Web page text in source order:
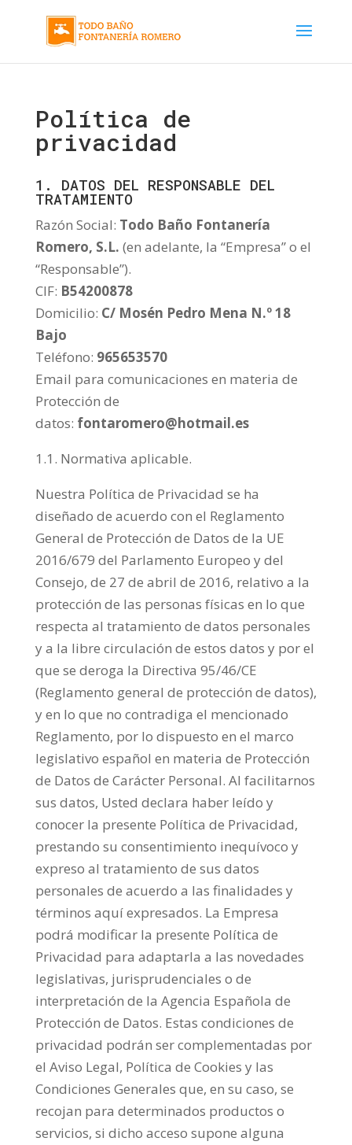
Política de
privacidad
1. DATOS DEL RESPONSABLE DEL
TRATAMIENTO
Razón Social: Todo Baño Fontanería
Romero, S.L. (en adelante, la “Empresa” o el
“Responsable”).
CIF: B54200878
Domicilio: C/ Mosén Pedro Mena N.º 18
Bajo
Teléfono: 965653570
Email para comunicaciones en materia de
Protección de
datos: fontaromero@hotmail.es
1.1. Normativa aplicable.
Nuestra Política de Privacidad se ha
diseñado de acuerdo con el Reglamento
General de Protección de Datos de la UE
2016/679 del Parlamento Europeo y del
Consejo, de 27 de abril de 2016, relativo a la
protección de las personas físicas en lo que
respecta al tratamiento de datos personales
y a la libre circulación de estos datos y por el
que se deroga la Directiva 95/46/CE
(Reglamento general de protección de datos),
y en lo que no contradiga el mencionado
Reglamento, por lo dispuesto en el marco
legislativo español en materia de Protección
de Datos de Carácter Personal. Al facilitarnos
sus datos, Usted declara haber leído y
conocer la presente Política de Privacidad,
prestando su consentimiento inequívoco y
expreso al tratamiento de sus datos
personales de acuerdo a las finalidades y
términos aquí expresados. La Empresa
podrá modificar la presente Política de
Privacidad para adaptarla a las novedades
legislativas, jurisprudenciales o de
interpretación de la Agencia Española de
Protección de Datos. Estas condiciones de
privacidad podrán ser complementadas por
el Aviso Legal, Política de Cookies y las
Condiciones Generales que, en su caso, se
recojan para determinados productos o
servicios, si dicho acceso supone alguna